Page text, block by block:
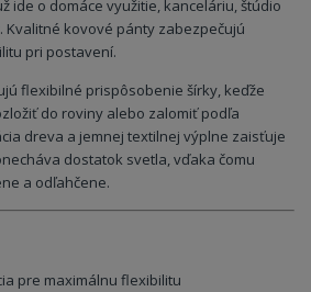
ide o domáce využitie, kanceláriu, štúdio
kovové pánty zabezpečujú
pri postavení.
flexibilné prispôsobenie šírky, keďže
do roviny alebo zalomiť podľa
dreva a jemnej textilnej výplne zaisťuje
dostatok svetla, vďaka čomu
a odľahčene.
pre maximálnu flexibilitu